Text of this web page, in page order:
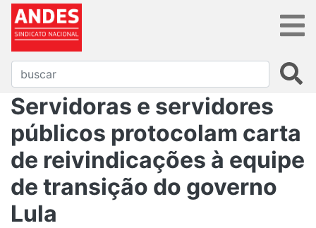
Servidoras e servidores
públicos protocolam carta
de reivindicações à equipe
de transição do governo
Lula